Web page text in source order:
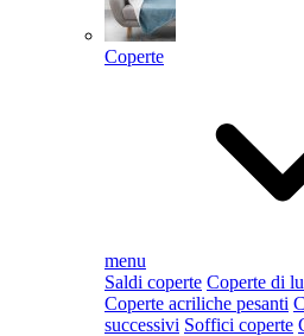
Coperte
menu
Saldi coperte Coperte di
Coperte acriliche pesanti
successivi Soffici coperte